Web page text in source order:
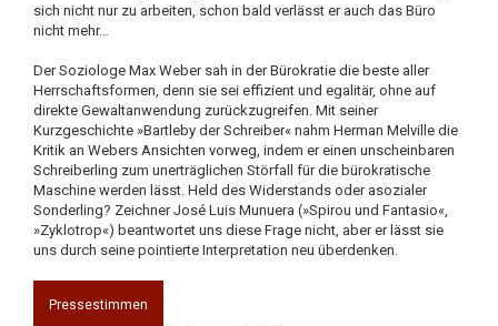
sich nicht nur zu arbeiten, schon bald verlässt er auch das Büro
nicht mehr…
Der Soziologe Max Weber sah in der Bürokratie die beste aller
Herrschaftsformen, denn sie sei effizient und egalitär, ohne auf
direkte Gewaltanwendung zurückzugreifen. Mit seiner
Kurzgeschichte »Bartleby der Schreiber« nahm Herman Melville die
Kritik an Webers Ansichten vorweg, indem er einen unscheinbaren
Schreiberling zum unerträglichen Störfall für die bürokratische
Maschine werden lässt. Held des Widerstands oder asozialer
Sonderling? Zeichner José Luis Munuera (»Spirou und Fantasio«,
»Zyklotrop«) beantwortet uns diese Frage nicht, aber er lässt sie
uns durch seine pointierte Interpretation neu überdenken.
Pressestimmen